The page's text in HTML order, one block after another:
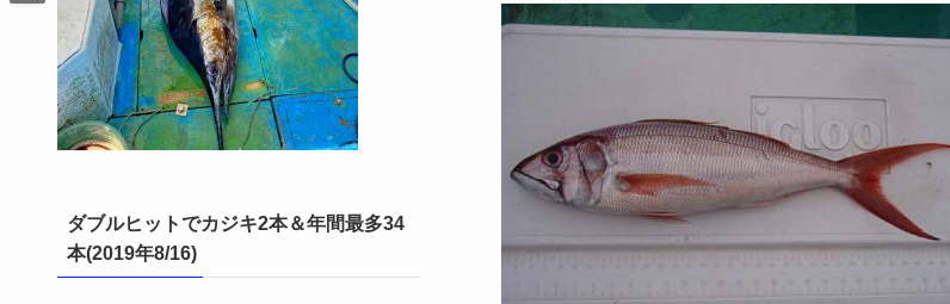
ダブルヒットでカジキ2本＆年間最多34
本(2019年8/16)